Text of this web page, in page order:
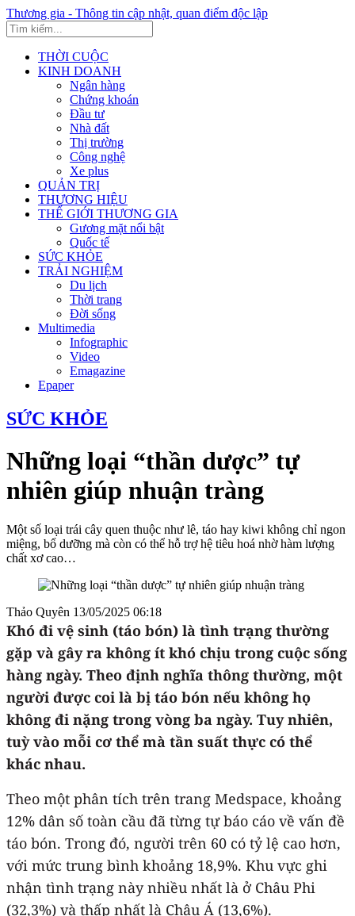
Thương gia - Thông tin cập nhật, quan điểm độc lập
THỜI CUỘC
KINH DOANH
Ngân hàng
Chứng khoán
Đầu tư
Nhà đất
Thị trường
Công nghệ
Xe plus
QUẢN TRỊ
THƯƠNG HIỆU
THẾ GIỚI THƯƠNG GIA
Gương mặt nổi bật
Quốc tế
SỨC KHỎE
TRẢI NGHIỆM
Du lịch
Thời trang
Đời sống
Multimedia
Infographic
Video
Emagazine
Epaper
SỨC KHỎE
Những loại “thần dược” tự
nhiên giúp nhuận tràng
Một số loại trái cây quen thuộc như lê, táo hay kiwi không chỉ ngon
miệng, bổ dưỡng mà còn có thể hỗ trợ hệ tiêu hoá nhờ hàm lượng
chất xơ cao…
Thảo Quyên 13/05/2025 06:18
Khó đi vệ sinh (táo bón) là tình trạng thường
gặp và gây ra không ít khó chịu trong cuộc sống
hàng ngày. Theo định nghĩa thông thường, một
người được coi là bị táo bón nếu không họ
không đi nặng trong vòng ba ngày. Tuy nhiên,
tuỳ vào mỗi cơ thể mà tần suất thực có thể
khác nhau.
Theo một phân tích trên trang Medspace, khoảng
12% dân số toàn cầu đã từng tự báo cáo về vấn đề
táo bón. Trong đó, người trên 60 có tỷ lệ cao hơn,
với mức trung bình khoảng 18,9%. Khu vực ghi
nhận tình trạng này nhiều nhất là ở Châu Phi
(32,3%) và thấp nhất là Châu Á (13,6%).